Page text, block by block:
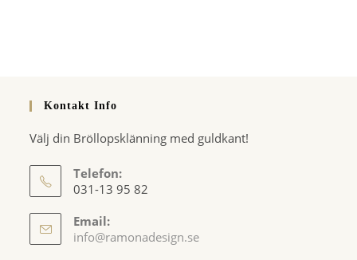
Kontakt Info
Välj din Bröllopsklänning med guldkant!
Telefon:
031-13 95 82
Email:
info@ramonadesign.seOpens